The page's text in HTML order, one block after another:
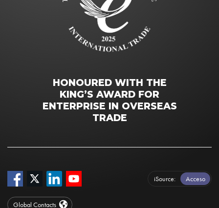
HONOURED WITH THE
KING’S AWARD FOR
ENTERPRISE IN OVERSEAS
TRADE
iSource Acceso
Global Contacts